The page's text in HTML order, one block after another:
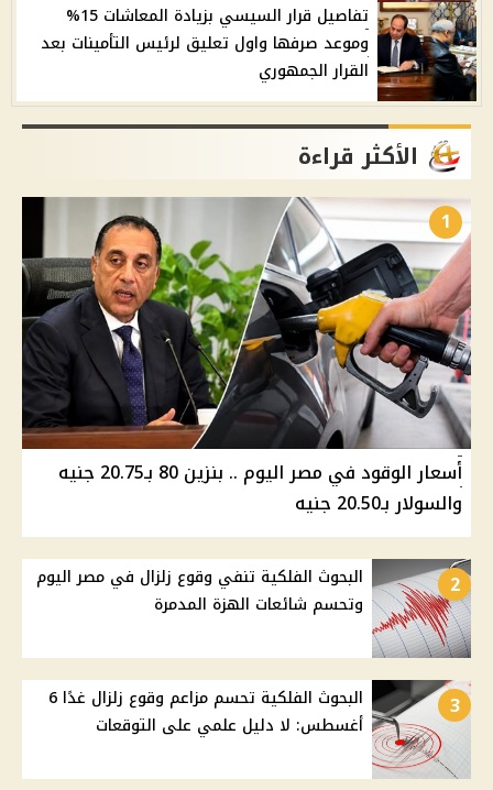
تفاصيل قرار السيسي بزيادة المعاشات 15%
وموعد صرفها واول تعليق لرئيس التأمينات بعد
القرار الجمهوري
الأكثر قراءة
1
أسعار الوقود في مصر اليوم .. بنزين 80 بـ20.75 جنيه
والسولار بـ20.50 جنيه
2
البحوث الفلكية تنفي وقوع زلزال في مصر اليوم
وتحسم شائعات الهزة المدمرة
3
البحوث الفلكية تحسم مزاعم وقوع زلزال غدًا 6
أغسطس: لا دليل علمي على التوقعات